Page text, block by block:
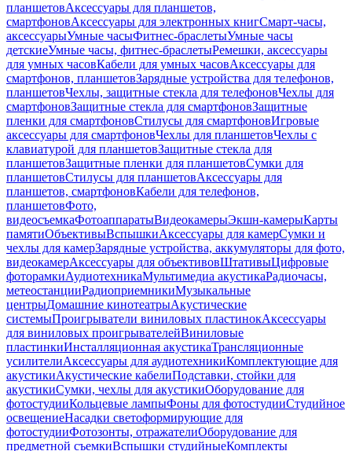
планшетовАксессуары для планшетов,
смартфоновАксессуары для электронных книгСмарт-часы,
аксессуарыУмные часыФитнес-браслетыУмные часы
детскиеУмные часы, фитнес-браслетыРемешки, аксессуары
для умных часовКабели для умных часовАксессуары для
смартфонов, планшетовЗарядные устройства для телефонов,
планшетовЧехлы, защитные стекла для телефоновЧехлы для
смартфоновЗащитные стекла для смартфоновЗащитные
пленки для смартфоновСтилусы для смартфоновИгровые
аксессуары для смартфоновЧехлы для планшетовЧехлы с
клавиатурой для планшетовЗащитные стекла для
планшетовЗащитные пленки для планшетовСумки для
планшетовСтилусы для планшетовАксессуары для
планшетов, смартфоновКабели для телефонов,
планшетовФото,
видеосъемкаФотоаппаратыВидеокамерыЭкшн-камерыКарты
памятиОбъективыВспышкиАксессуары для камерСумки и
чехлы для камерЗарядные устройства, аккумуляторы для фото,
видеокамерАксессуары для объективовШтативыЦифровые
фоторамкиАудиотехникаМультимедиа акустикаРадиочасы,
метеостанцииРадиоприемникиМузыкальные
центрыДомашние кинотеатрыАкустические
системыПроигрыватели виниловых пластинокАксессуары
для виниловых проигрывателейВиниловые
пластинкиИнсталляционная акустикаТрансляционные
усилителиАксессуары для аудиотехникиКомплектующие для
акустикиАкустические кабелиПодставки, стойки для
акустикиСумки, чехлы для акустикиОборудование для
фотостудииКольцевые лампыФоны для фотостудииСтудийное
освещениеНасадки светоформирующие для
фотостудииФотозонты, отражателиОборудование для
предметной съемкиВспышки студийныеКомплекты